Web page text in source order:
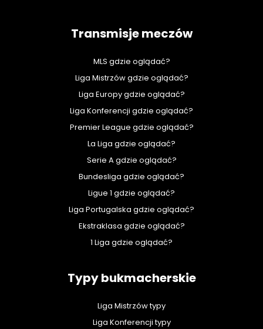
Transmisje meczów
MLS gdzie oglądać?
Liga Mistrzów gdzie oglądać?
Liga Europy gdzie oglądać?
Liga Konferencji gdzie oglądać?
Premier League gdzie oglądać?
La Liga gdzie oglądać?
Serie A gdzie oglądać?
Bundesliga gdzie oglądać?
Ligue 1 gdzie oglądać?
Liga Portugalska gdzie oglądać?
Ekstraklasa gdzie oglądać?
1 Liga gdzie oglądać?
Typy bukmacherskie
Liga Mistrzów typy
Liga Konferencji typy